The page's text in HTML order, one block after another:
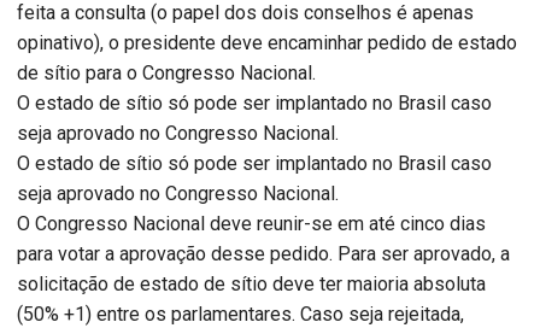
feita a consulta (o papel dos dois conselhos é apenas
opinativo), o presidente deve encaminhar pedido de estado
de sítio para o Congresso Nacional.
O estado de sítio só pode ser implantado no Brasil caso
seja aprovado no Congresso Nacional.
O estado de sítio só pode ser implantado no Brasil caso
seja aprovado no Congresso Nacional.
O Congresso Nacional deve reunir-se em até cinco dias
para votar a aprovação desse pedido. Para ser aprovado, a
solicitação de estado de sítio deve ter maioria absoluta
(50% +1) entre os parlamentares. Caso seja rejeitada,